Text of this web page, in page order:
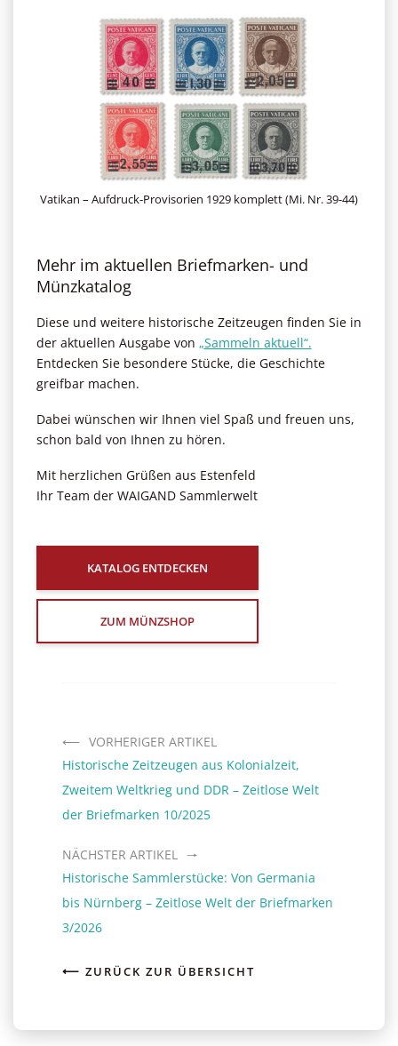
Vatikan – Aufdruck-Provisorien 1929 komplett (Mi. Nr. 39-44)
Mehr im aktuellen Briefmarken- und
Münzkatalog
Diese und weitere historische Zeitzeugen finden Sie in
der aktuellen Ausgabe von „Sammeln aktuell“.
Entdecken Sie besondere Stücke, die Geschichte
greifbar machen.
Dabei wünschen wir Ihnen viel Spaß und freuen uns,
schon bald von Ihnen zu hören.
Mit herzlichen Grüßen aus Estenfeld
Ihr Team der WAIGAND Sammlerwelt
KATALOG ENTDECKEN
ZUM MÜNZSHOP
VORHERIGER ARTIKEL
Historische Zeitzeugen aus Kolonialzeit,
Zweitem Weltkrieg und DDR – Zeitlose Welt
der Briefmarken 10/2025
NÄCHSTER ARTIKEL
Historische Sammlerstücke: Von Germania
bis Nürnberg – Zeitlose Welt der Briefmarken
3/2026
⟵ ZURÜCK ZUR ÜBERSICHT